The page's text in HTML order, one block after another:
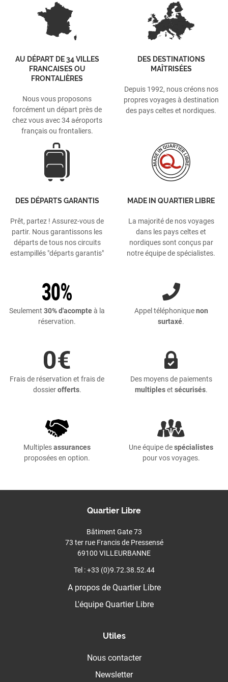
AU DÉPART DE 34 VILLES
FRANCAISES OU
FRONTALIÈRES
Nous vous proposons
forcément un départ près de
chez vous avec 34 aéroports
français ou frontaliers.
DES DESTINATIONS
MAÎTRISÉES
Depuis 1992, nous créons nos
propres voyages à destination
des pays celtes et nordiques.
DES DÉPARTS GARANTIS
Prêt, partez ! Assurez-vous de
partir. Nous garantissons les
départs de tous nos circuits
estampillés "départs garantis"
MADE IN QUARTIER LIBRE
La majorité de nos voyages
dans les pays celtes et
nordiques sont conçus par
notre équipe de spécialistes.
Seulement 30% d'acompteà la
réservation.
Appel téléphoniquenon
surtaxé.
Frais de réservation et frais de
dossierofferts.
Des moyens de paiements
multipleset sécurisés.
Multiplesassurances
proposées en option.
Une équipe despécialistes
pour vos voyages.
Quartier Libre
Bâtiment Gate 73
73 ter rue Francis de Pressensé
69100 VILLEURBANNE
Tel : +33 (0)9.72.38.52.44
A propos de Quartier Libre
L'équipe Quartier Libre
Utiles
Nous contacter
Newsletter